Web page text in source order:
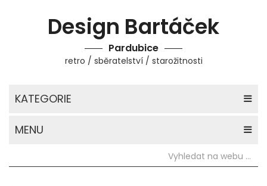
Design Bartáček
Pardubice
retro / sběratelství / starožitnosti
KATEGORIE
MENU